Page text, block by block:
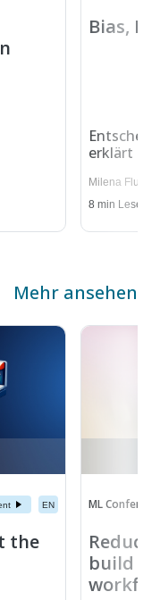
Bias,
erklärt –
Milena Fluck
8 min
Mehr ansehen
EN
the
ML
build